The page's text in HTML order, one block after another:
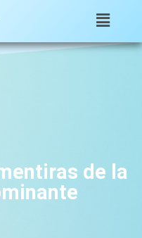
de la